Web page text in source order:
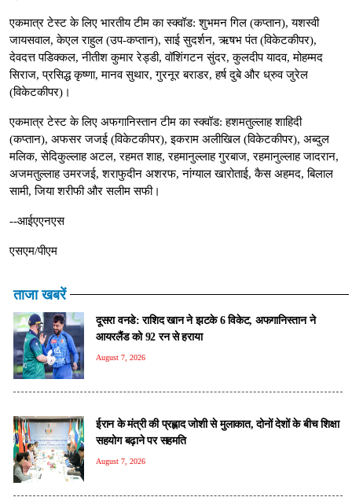
एकमात्र टेस्ट के लिए भारतीय टीम का स्क्वॉड: शुभमन गिल (कप्तान), यशस्वी
जायसवाल, केएल राहुल (उप-कप्तान), साई सुदर्शन, ऋषभ पंत (विकेटकीपर),
देवदत्त पडिक्कल, नीतीश कुमार रेड्डी, वॉशिंगटन सुंदर, कुलदीप यादव, मोहम्मद
सिराज, प्रसिद्ध कृष्णा, मानव सुथार, गुरनूर बराडर, हर्ष दुबे और ध्रुव जुरेल
(विकेटकीपर)।
एकमात्र टेस्ट के लिए अफगानिस्तान टीम का स्क्वॉड: हशमतुल्लाह शाहिदी
(कप्तान), अफसर जजई (विकेटकीपर), इकराम अलीखिल (विकेटकीपर), अब्दुल
मलिक, सेदिकुल्लाह अटल, रहमत शाह, रहमानुल्लाह गुरबाज, रहमानुल्लाह जादरान,
अजमतुल्लाह उमरजई, शराफुदीन अशरफ, नांग्याल खारोताई, कैस अहमद, बिलाल
सामी, जिया शरीफी और सलीम सफी।
--आईएएनएस
एसएम/पीएम
ताजा खबरें
दूसरा वनडे: राशिद खान ने झटके 6 विकेट, अफगानिस्तान ने
आयरलैंड को 92 रन से हराया
August 7, 2026
ईरान के मंत्री की प्रह्लाद जोशी से मुलाकात, दोनों देशों के बीच शिक्षा
सहयोग बढ़ाने पर सहमति
August 7, 2026